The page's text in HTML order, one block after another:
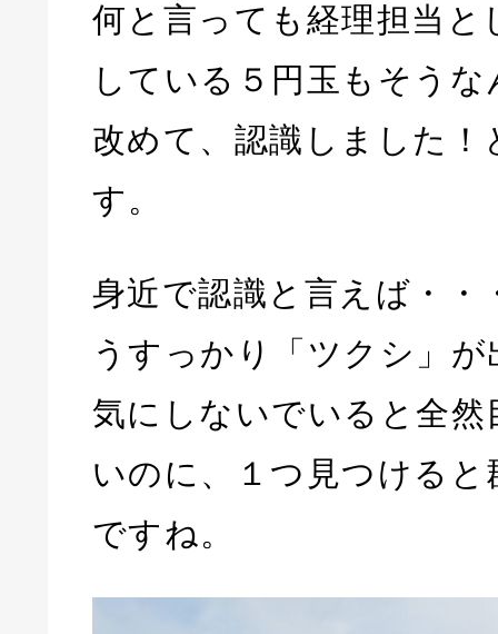
何と言っても経理担当と
している５円玉もそう
改めて、認識しました！
す。
身近で認識と言えば・・
うすっかり「ツクシ」
気にしないでいると全
いのに、１つ見つける
ですね。